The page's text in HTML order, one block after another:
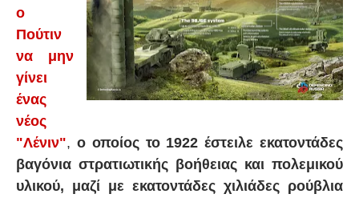
ο
Πούτιν
να μην
γίνει
ένας
νέος
"Λένιν", ο οποίος το 1922 έστειλε εκατοντάδες
βαγόνια στρατιωτικής βοήθειας και πολεμικού
υλικού, μαζί με εκατοντάδες χιλιάδες ρούβλια